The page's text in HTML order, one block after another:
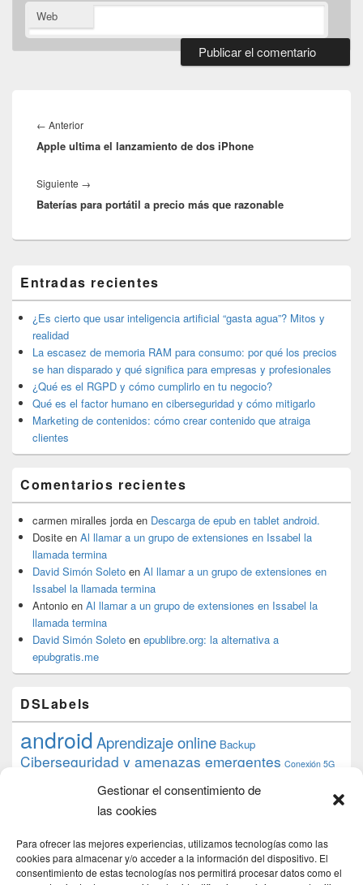
Gestionar el consentimiento de
las cookies
Para ofrecer las mejores experiencias, utilizamos tecnologías como las
cookies para almacenar y/o acceder a la información del dispositivo. El
consentimiento de estas tecnologías nos permitirá procesar datos como el
Web
de
entradas
← AnteriorEntrada
anterior:
Apple ultima el lanzamiento de dos iPhone
Siguiente →
siguiente:
Baterías para portátil a precio más que razonable
área
de
widget
barra
lateral
primaria
Entradas recientes
¿Es cierto que usar inteligencia artificial “gasta agua”? Mitos y
realidad
La escasez de memoria RAM para consumo: por qué los precios
se han disparado y qué significa para empresas y profesionales
¿Qué es el RGPD y cómo cumplirlo en tu negocio?
Qué es el factor humano en ciberseguridad y cómo mitigarlo
Marketing de contenidos: cómo crear contenido que atraiga
clientes
Comentarios recientes
carmen miralles jorda en Descarga de epub en tablet android.
Dosite en Al llamar a un grupo de extensiones en Issabel la
llamada termina
David Simón Soleto en Al llamar a un grupo de extensiones en
Issabel la llamada termina
Antonio en Al llamar a un grupo de extensiones en Issabel la
llamada termina
David Simón Soleto en epublibre.org: la alternativa a
epubgratis.me
DSLabels
androidAprendizaje online Backup
Ciberseguridad y amenazas emergentes Conexión 5G
datos debian desarrollo web
Formación Google
iphone
proyecto PS4 python Raspberryraspberrypi
raspbian review Servidor Web Sostenibilidad